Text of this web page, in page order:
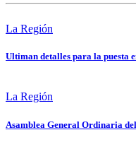
La Región
Ultiman detalles para la puesta
La Región
Asamblea General Ordinaria